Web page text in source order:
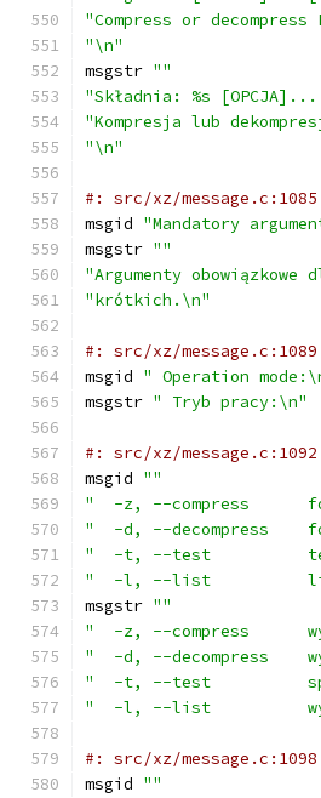
"Compress or
"\n"
msgstr ""
"Składnia: %s
"Kompresja lub
"\n"
#: src/xz/message.c:1085
msgid "Mandatory
msgstr ""
"Argumenty
"krótkich.\n"
#: src/xz/message.c:1089
msgid " Operation
msgstr " Tryb pracy:\n"
#: src/xz/message.c:1092
msgid ""
"  -z, --compress
"  -d, --decompress
"  -t, --test          test
"  -l, --list          list
msgstr ""
"  -z, --compress
"  -d, --decompress
"  -t, --test
"  -l, --list
#: src/xz/message.c:1098
msgid ""